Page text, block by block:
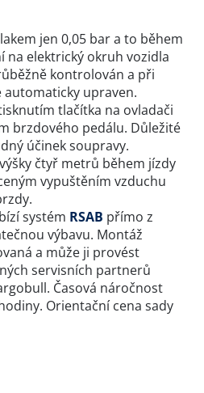
jen 0,05 bar a to během
na elektrický okruh vozidla
kontrolován a při
upraven.
tlačítka na ovladači
brzdového pedálu. Důležité
účinek soupravy.
čtyř metrů během jízdy
vypuštěním vzduchu
systém RSAB přímo z
výbavu. Montáž
a může ji provést
servisních partnerů
Časová náročnost
Orientační cena sady